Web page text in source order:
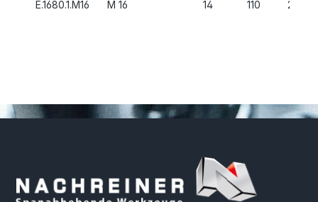
E.1680.1.M16 M 16 14 110 28